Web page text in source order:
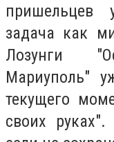
пришельцев
задача как
Лозунги
Мариуполь"
текущего
своих